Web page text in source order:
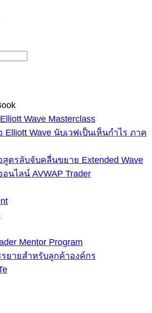
Wave Masterclass
Elliott Wave นับเวฟเป็นเห็นกำไร ภาค
สูตรลับจับคลื่นขยาย Extended Wave
นไลน์ AVWAP Trader
Mentor Program
รยายสำหรับลูกค้าองค์กร